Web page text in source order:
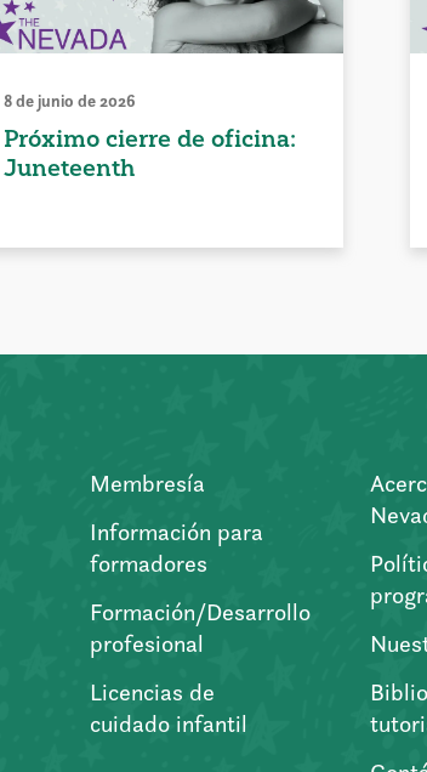
8 de junio de 2026
Próximo cierre de oficina:
Juneteenth
Membresía
Información para
formadores
Formación/Desarrollo
profesional
Licencias de
cuidado infantil